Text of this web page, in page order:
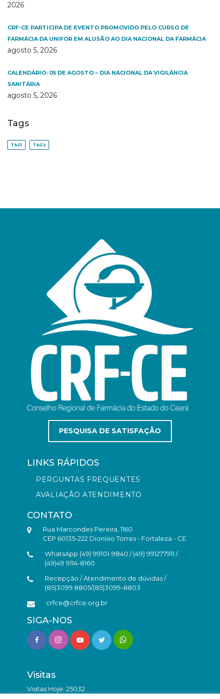
2026
CRF-CE PARTICIPA DE EVENTO PROMOVIDO PELO CURSO DE
FARMÁCIA DA UNIFOR EM ALUSÃO AO DIA NACIONAL DA FARMÁCIA
agosto 5, 2026
CALENDÁRIO: 05 DE AGOSTO – DIA NACIONAL DA VIGILÂNCIA
SANITÁRIA
agosto 5, 2026
Tags
TAG1 TAG2
PESQUISA DE SATISFAÇÃO
LINKS RÁPIDOS
PERGUNTAS FREQUENTES
AVALIAÇÃO ATENDIMENTO
CONTATO
Rua Marcondes Pereira, 1160
CEP 60135-222 Dionísio Torres - Fortaleza - CE
WhatsApp (49) 99101-9840 / (49) 991277911 /
(49)49 9114-8160
Recepção / Atendimento de dúvidas /
(85)3099.8805/(85)3099-8803
crfce@crfce.org.br
SIGA-NOS
Visitas
Visitas Hoje: 25032